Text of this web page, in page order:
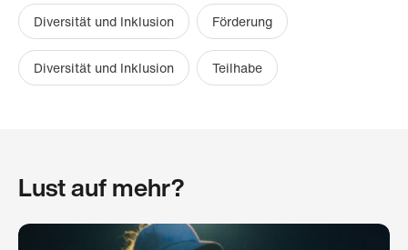
Diversität und Inklusion
Förderung
Diversität und Inklusion Teilhabe
Lust auf mehr?